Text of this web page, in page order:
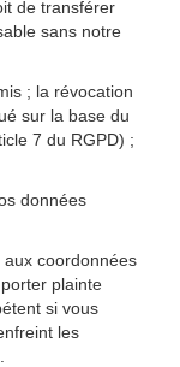
de transférer
sans notre
; la révocation
sur la base du
7 du RGPD) ;
données
coordonnées
plainte
si vous
les